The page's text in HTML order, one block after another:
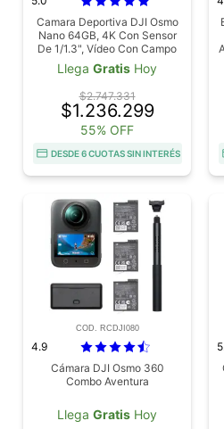
Camara Deportiva DJI Osmo
Nano 64GB, 4K Con Sensor
De 1/1.3", Vídeo Con Campo
De Visión Amplio De 143°,
Cámara Magnética POV
Llega Gratis Hoy
$2.747.331
$1.236.299
55% OFF
DESDE 6 CUOTAS SIN INTERÉS
COD. RCDJI080
4.9
Cámara DJI Osmo 360
Combo Aventura
Llega Gratis Hoy